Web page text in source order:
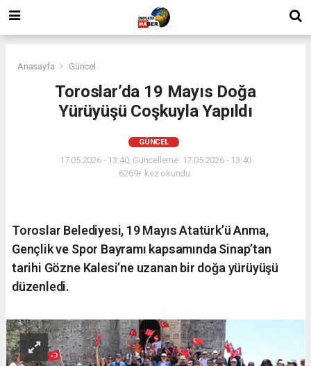
Anasayfa Güncel
Toroslar’da 19 Mayıs Doğa
Yürüyüşü Coşkuyla Yapıldı
GÜNCEL
17.05.2026 - 13:40, Güncelleme: 17.05.2026 - 13:40
6269+ kez okundu.
Toroslar Belediyesi, 19 Mayıs Atatürk’ü Anma,
Gençlik ve Spor Bayramı kapsamında Sinap’tan
tarihi Gözne Kalesi’ne uzanan bir doğa yürüyüşü
düzenledi.